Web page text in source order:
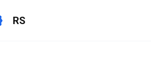
RS